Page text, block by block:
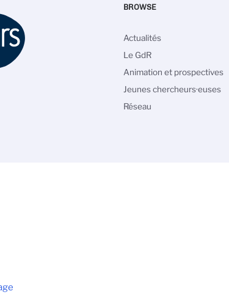
BROWSE
Navigation
principale
Actualités
Le GdR
Animation et prospectives
Jeunes chercheurs·euses
Réseau